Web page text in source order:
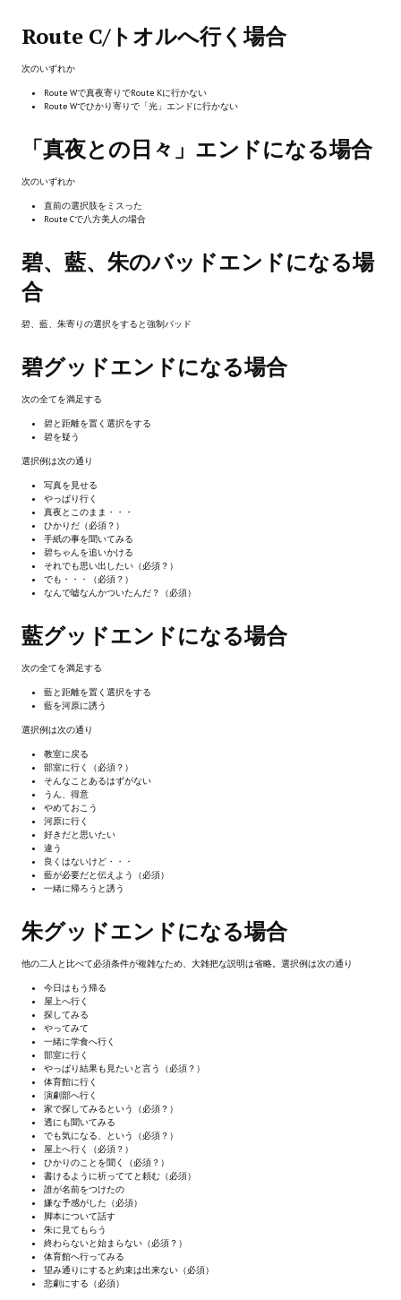
X2 - The Threat Remaster Fan Edition
Quake III Arena Remaster Fan Edition
Star Trek Voyager Elite Force Remaster Fan Edition
Sacred Gold Remaster Fan Edition
Red Faction remaster Fan Edition
Aliens versus Predator 1 Remaster Fan Edition
Age of Pirates: Caribbean Tales Remaster Fan Edition
Корсары 3 Сундук мертвеца Remaster Fan Edition
Sea Dogs - City of Abandoned Ships Remaster Fan Edition
Sea Dogs Remaster Fan Edition
НОВОСТИ ПОРТАЛА
Новости
Новости Архив
МОДЫ ДЛЯ ИГР
Патчи
Mass Effect 2
Mass Effect 3
Моды
Divinity Original Sin Enhanced Edition
Dragon Age: Origins
Dragon Age 2
Dragon Age: Inquisition
Fallout 3
GTA 5
Kingdoms of Amalur: Reckoning
Mass Effect Andromeda
Neverwinter Nights 1
Sacred Ice & Blood
Sims 3
Sims 4
Star Wars Jedi Knight: Dark Force II
Star Wars Knights of the Old Republic 1
Star Wars Knights of the Old Republic 2
Titan Quest Immortal Throne
Ведьмак 1
Route C/トオルへ行く場合
次のいずれか
Route Wで真夜寄りでRoute Kに行かない
Route Wでひかり寄りで「光」エンドに行かない
「真夜との日々」エンドになる場合
次のいずれか
直前の選択肢をミスった
Route Cで八方美人の場合
碧、藍、朱のバッドエンドになる場
合
碧、藍、朱寄りの選択をすると強制バッド
碧グッドエンドになる場合
次の全てを満足する
碧と距離を置く選択をする
碧を疑う
選択例は次の通り
写真を見せる
やっぱり行く
真夜とこのまま・・・
ひかりだ（必須？）
手紙の事を聞いてみる
碧ちゃんを追いかける
それでも思い出したい（必須？）
でも・・・（必須？）
なんで嘘なんかついたんだ？（必須）
藍グッドエンドになる場合
次の全てを満足する
藍と距離を置く選択をする
藍を河原に誘う
選択例は次の通り
教室に戻る
部室に行く（必須？）
そんなことあるはずがない
うん、得意
やめておこう
河原に行く
好きだと思いたい
違う
良くはないけど・・・
藍が必要だと伝えよう（必須）
一緒に帰ろうと誘う
朱グッドエンドになる場合
他の二人と比べて必須条件が複雑なため、大雑把な説明は省略。選択例は次の通り
今日はもう帰る
屋上へ行く
探してみる
やってみて
一緒に学食へ行く
部室に行く
やっぱり結果も見たいと言う（必須？）
体育館に行く
演劇部へ行く
家で探してみるという（必須？）
透にも聞いてみる
でも気になる、という（必須？）
屋上へ行く（必須？）
ひかりのことを聞く（必須？）
書けるように祈っててと頼む（必須）
誰が名前をつけたの
嫌な予感がした（必須）
脚本について話す
朱に見てもらう
終わらないと始まらない（必須？）
体育館へ行ってみる
望み通りにすると約束は出来ない（必須）
悲劇にする（必須）